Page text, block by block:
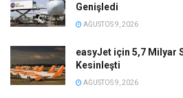
Genişledi
AĞUSTOS 9, 2026
easyJet için 5,7 Milyar
Kesinleşti
AĞUSTOS 9, 2026